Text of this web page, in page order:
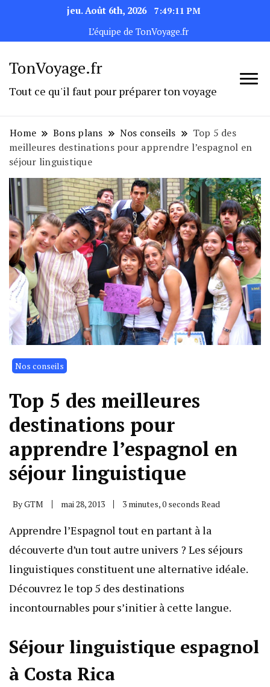
jeu. Août 6th, 2026
7:49:11 PM
L’équipe de TonVoyage.fr
TonVoyage.fr
Tout ce qu'il faut pour préparer ton voyage
Home Bons plans Nos conseils
Top 5 des
meilleures destinations pour apprendre l’espagnol en
séjour linguistique
Nos conseils
Top 5 des meilleures
destinations pour
apprendre l’espagnol en
séjour linguistique
ByGTM mai 28, 2013 3 minutes, 0 seconds Read
Apprendre l’Espagnol tout en partant à la
découverte d’un tout autre univers ? Les séjours
linguistiques constituent une alternative idéale.
Découvrez le top 5 des destinations
incontournables pour s’initier à cette langue.
Séjour linguistique espagnol
à Costa Rica